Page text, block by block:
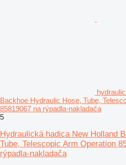
Backhoe Hydraulic Hose, Tube,
85819067 na rýpadla-nakladača
5
Hydraulická hadica New Holland
Tube, Telescopic Arm Operation
rýpadla-nakladača